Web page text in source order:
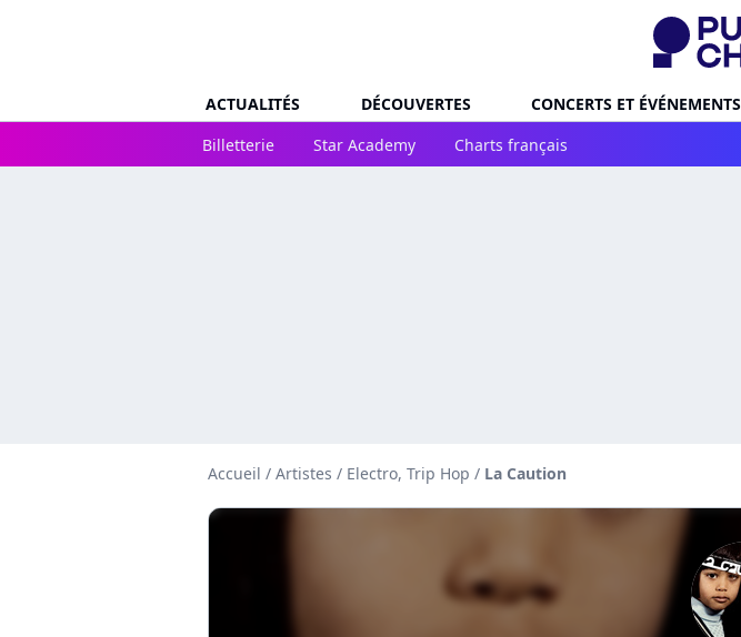
ACTUALITÉS DÉCOUVERTES CONCERTS ET ÉVÉNEMENTS
Billetterie
Star Academy Charts français
Accueil / Artistes / Electro, Trip Hop / La Caution